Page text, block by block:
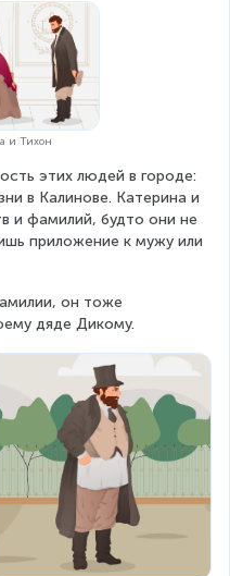
и Тихон
этих людей в городе:
в Калинове. Катерина и
и фамилий, будто они не
приложение к мужу или
он тоже
дяде Дикому.